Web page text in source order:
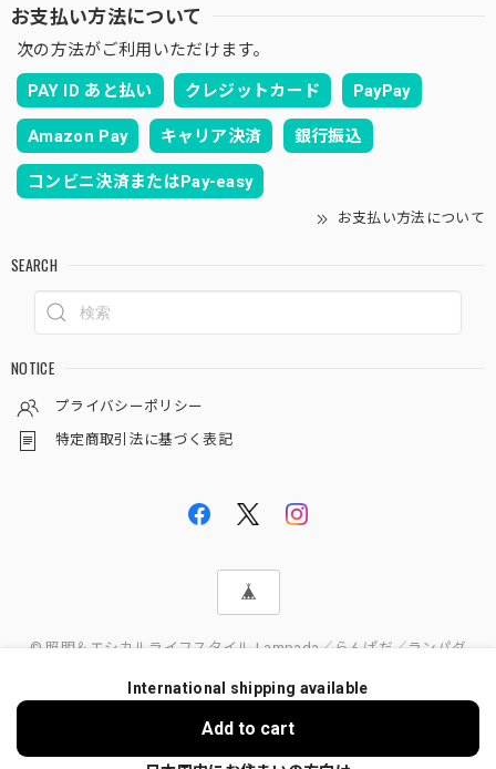
お支払い方法について
次の方法がご利用いただけます。
PAY ID あと払い クレジットカード PayPay
Amazon Pay キャリア決済 銀行振込
コンビニ決済またはPay-easy
お支払い方法について
SEARCH
NOTICE
プライバシーポリシー
特定商取引法に基づく表記
© 照明＆エシカルライフスタイル Lampada／らんぱだ／ランパダ
International shipping available
Add to cart